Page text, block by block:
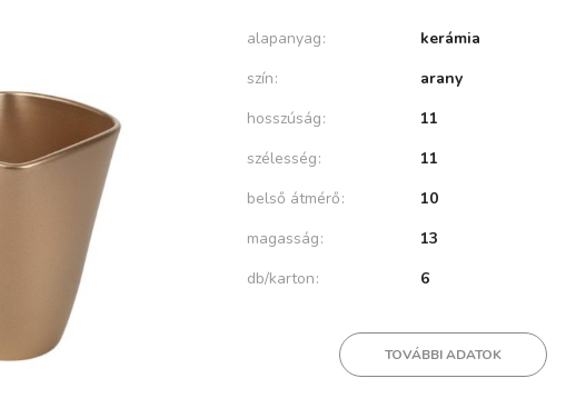
alapanyag
kerámia
szín
arany
hosszúság
11
szélesség
11
belső átmérő
10
magasság
13
db/karton
6
TOVÁBBI ADATOK